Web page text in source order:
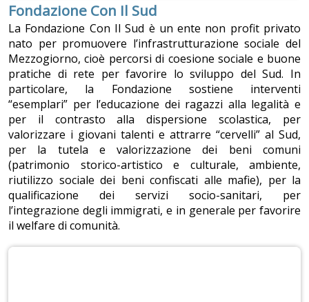
Fondazione Con Il Sud
La Fondazione Con Il Sud è un ente non profit privato
nato per promuovere l’infrastrutturazione sociale del
Mezzogiorno, cioè percorsi di coesione sociale e buone
pratiche di rete per favorire lo sviluppo del Sud. In
particolare, la Fondazione sostiene interventi
“esemplari” per l’educazione dei ragazzi alla legalità e
per il contrasto alla dispersione scolastica, per
valorizzare i giovani talenti e attrarre “cervelli” al Sud,
per la tutela e valorizzazione dei beni comuni
(patrimonio storico-artistico e culturale, ambiente,
riutilizzo sociale dei beni confiscati alle mafie), per la
qualificazione dei servizi socio-sanitari, per
l’integrazione degli immigrati, e in generale per favorire
il welfare di comunità.